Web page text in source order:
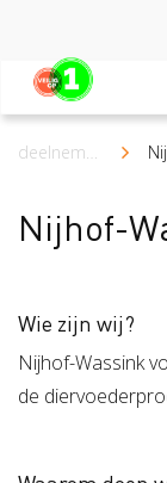
Leren van
Platform
Veilig op 1
Kruimelpad
deelnemers
Nijhof-
Wie zijn wij?
Nijhof-Wassink
de